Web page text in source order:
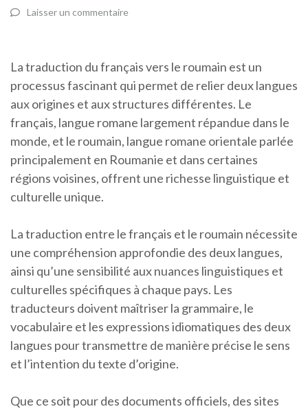
Laisser un commentaire
La traduction du français vers le roumain est un
processus fascinant qui permet de relier deux langues
aux origines et aux structures différentes. Le
français, langue romane largement répandue dans le
monde, et le roumain, langue romane orientale parlée
principalement en Roumanie et dans certaines
régions voisines, offrent une richesse linguistique et
culturelle unique.
La traduction entre le français et le roumain nécessite
une compréhension approfondie des deux langues,
ainsi qu’une sensibilité aux nuances linguistiques et
culturelles spécifiques à chaque pays. Les
traducteurs doivent maîtriser la grammaire, le
vocabulaire et les expressions idiomatiques des deux
langues pour transmettre de manière précise le sens
et l’intention du texte d’origine.
Que ce soit pour des documents officiels, des sites